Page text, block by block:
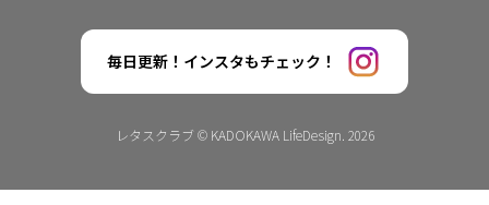
毎日更新！インスタもチェック！
レタスクラブ © KADOKAWA LifeDesign. 2026